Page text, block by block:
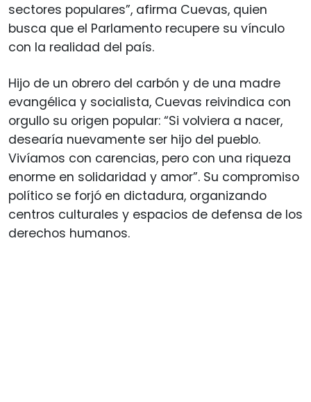
sectores populares”, afirma Cuevas, quien
busca que el Parlamento recupere su vínculo
con la realidad del país.
Hijo de un obrero del carbón y de una madre
evangélica y socialista, Cuevas reivindica con
orgullo su origen popular: “Si volviera a nacer,
desearía nuevamente ser hijo del pueblo.
Vivíamos con carencias, pero con una riqueza
enorme en solidaridad y amor”. Su compromiso
político se forjó en dictadura, organizando
centros culturales y espacios de defensa de los
derechos humanos.